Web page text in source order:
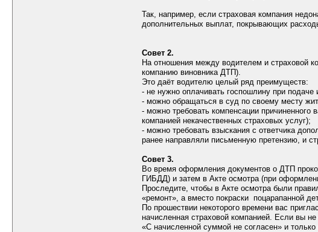
Так, например, если страховая компания
дополнительных выплат, покрывающих
Совет 2.
На отношения между водителем и страховой
компанию виновника ДТП).
Это даёт водителю целый ряд преимуществ:
- не нужно оплачивать госпошлину при подаче
- можно обращаться в суд по своему месту
- можно требовать компенсации
компанией некачественных страховых услуг);
- можно требовать взыскания с ответчика
ранее направляли письменную претензию, и
Совет 3.
Во время оформления документов о ДТП
ГИБДД) и затем в Акте осмотра (при
Проследите, чтобы в Акте осмотра были
«ремонт», а вместо покраски поцарапанной
По прошествии некоторого времени вас
начисленная страховой компанией. Если вы
«С начисленной суммой не согласен» и только